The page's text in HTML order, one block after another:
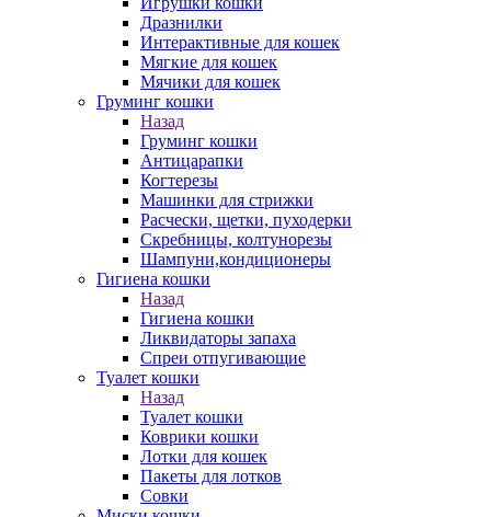
Дразнилки
Интерактивные для кошек
Мягкие для кошек
Мячики для кошек
Груминг кошки
Назад
Груминг кошки
Антицарапки
Когтерезы
Машинки для стрижки
Расчески, щетки, пуходерки
Скребницы, колтунорезы
Шампуни,кондиционеры
Гигиена кошки
Назад
Гигиена кошки
Ликвидаторы запаха
Спреи отпугивающие
Туалет кошки
Назад
Туалет кошки
Коврики кошки
Лотки для кошек
Пакеты для лотков
Совки